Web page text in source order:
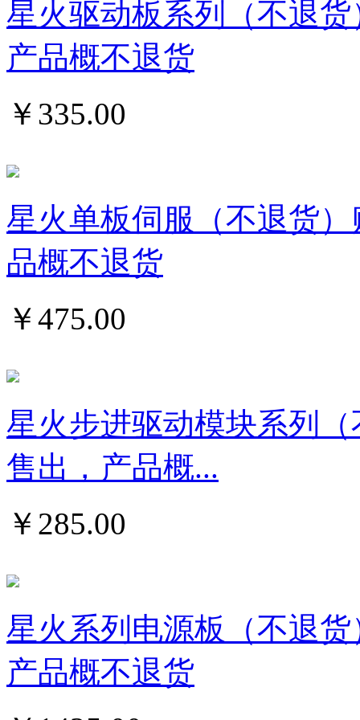
星火驱动板系列（不退
产品概不退货
￥ 335.00
星火单板伺服（不退货
品概不退货
￥475.00
星火步进驱动模块系列
售出，产品概...
￥ 285.00
星火系列电源板（不退
产品概不退货